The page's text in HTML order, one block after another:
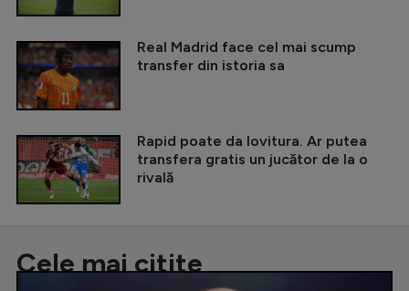
Real Madrid face cel mai scump
transfer din istoria sa
Rapid poate da lovitura. Ar putea
transfera gratis un jucător de la o
rivală
Cele mai citite